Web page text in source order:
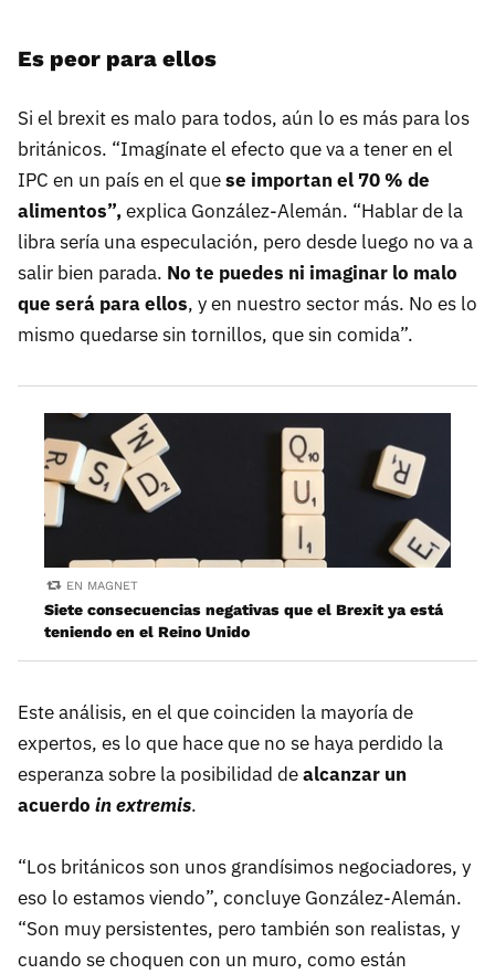
Es peor para ellos
Si el brexit es malo para todos, aún lo es más para los
británicos. “Imagínate el efecto que va a tener en el
IPC en un país en el quese importan el 70 % de
alimentos”,explica González-Alemán. “Hablar de la
libra sería una especulación, pero desde luego no va a
salir bien parada. No te puedes ni imaginar lo malo
que será para ellos, y en nuestro sector más. No es lo
mismo quedarse sin tornillos, que sin comida”.
EN MAGNET
Siete consecuencias negativas que el Brexit ya está
teniendo en el Reino Unido
Este análisis, en el que coinciden la mayoría de
expertos, es lo que hace que no se haya perdido la
esperanza sobre la posibilidad dealcanzar un
acuerdo in extremis.
“Los británicos son unos grandísimos negociadores, y
eso lo estamos viendo”, concluye González-Alemán.
“Son muy persistentes, pero también son realistas, y
cuando se choquen con un muro, como están